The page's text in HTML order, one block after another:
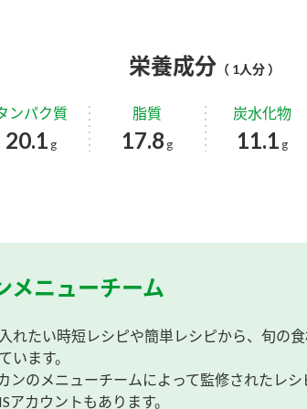
栄養成分 （ 1人分 ）
ンパク質
20.1 g
脂質
17.8 g
炭水化物
11.1 g
メニューチーム
れたい時短レシピや簡単レシピから、旬の
います。
ンのメニューチームによって監修されたレシ
アカウントもあります。